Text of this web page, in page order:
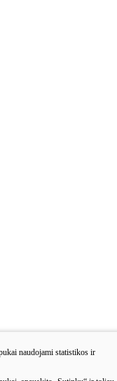
naudojami statistikos ir